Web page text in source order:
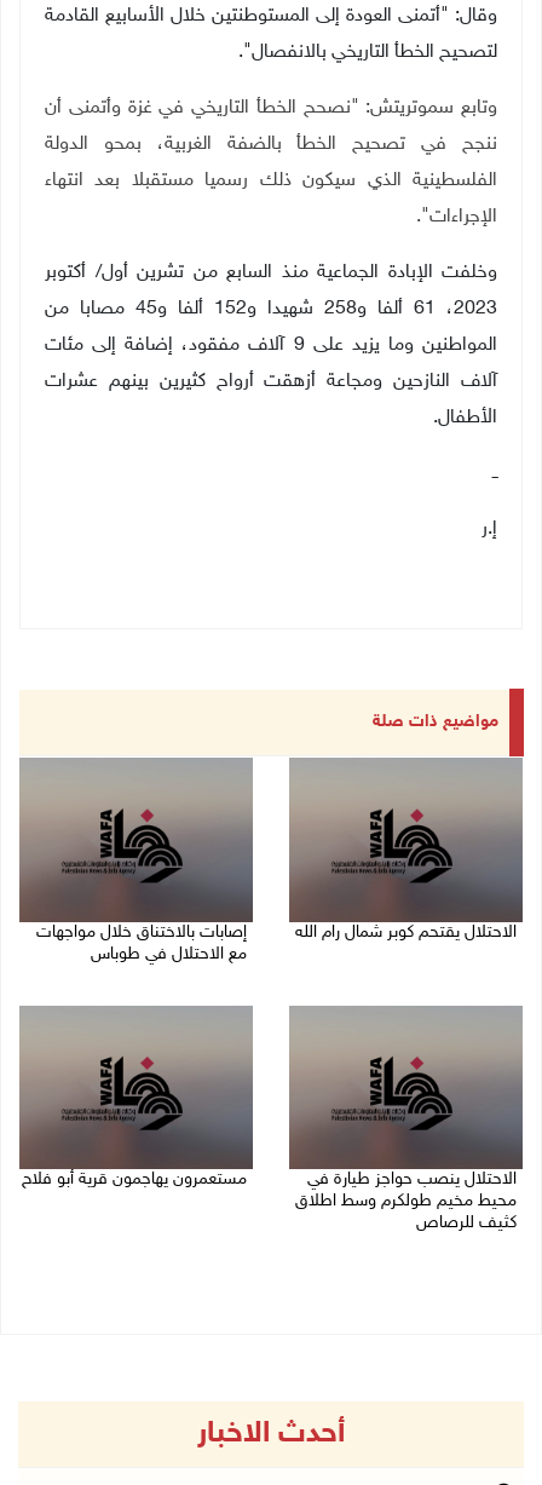
وقال: "أتمنى العودة إلى المستوطنتين خلال الأسابيع القادمة
لتصحيح الخطأ التاريخي بالانفصال".
وتابع سموتريتش: "نصحح الخطأ التاريخي في غزة وأتمنى أن
ننجح في تصحيح الخطأ بالضفة الغربية، بمحو الدولة
الفلسطينية الذي سيكون ذلك رسميا مستقبلا بعد انتهاء
الإجراءات".
وخلفت الإبادة الجماعية منذ السابع من تشرين أول/ أكتوبر
2023، 61 ألفا و258 شهيدا و152 ألفا و45 مصابا من
المواطنين وما يزيد على 9 آلاف مفقود، إضافة إلى مئات
آلاف النازحين ومجاعة أزهقت أرواح كثيرين بينهم عشرات
الأطفال.
ــ
إ.ر
مواضيع ذات صلة
الاحتلال يقتحم كوبر شمال رام الله
إصابات بالاختناق خلال مواجهات
مع الاحتلال في طوباس
الاحتلال ينصب حواجز طيارة في
محيط مخيم طولكرم وسط اطلاق
كثيف للرصاص
مستعمرون يهاجمون قرية أبو فلاح
أحدث الاخبار